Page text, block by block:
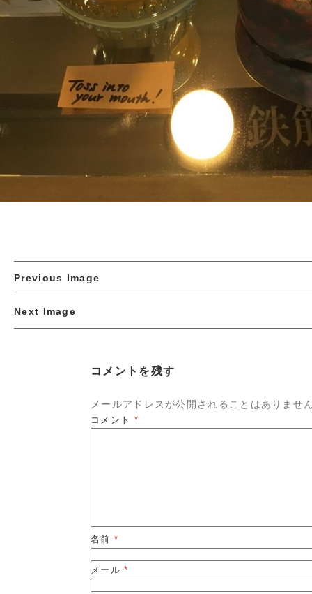
Previous Image
Next Image
コメントを残す
メールアドレスが公開されることはありませ
コメント *
名前 *
メール*